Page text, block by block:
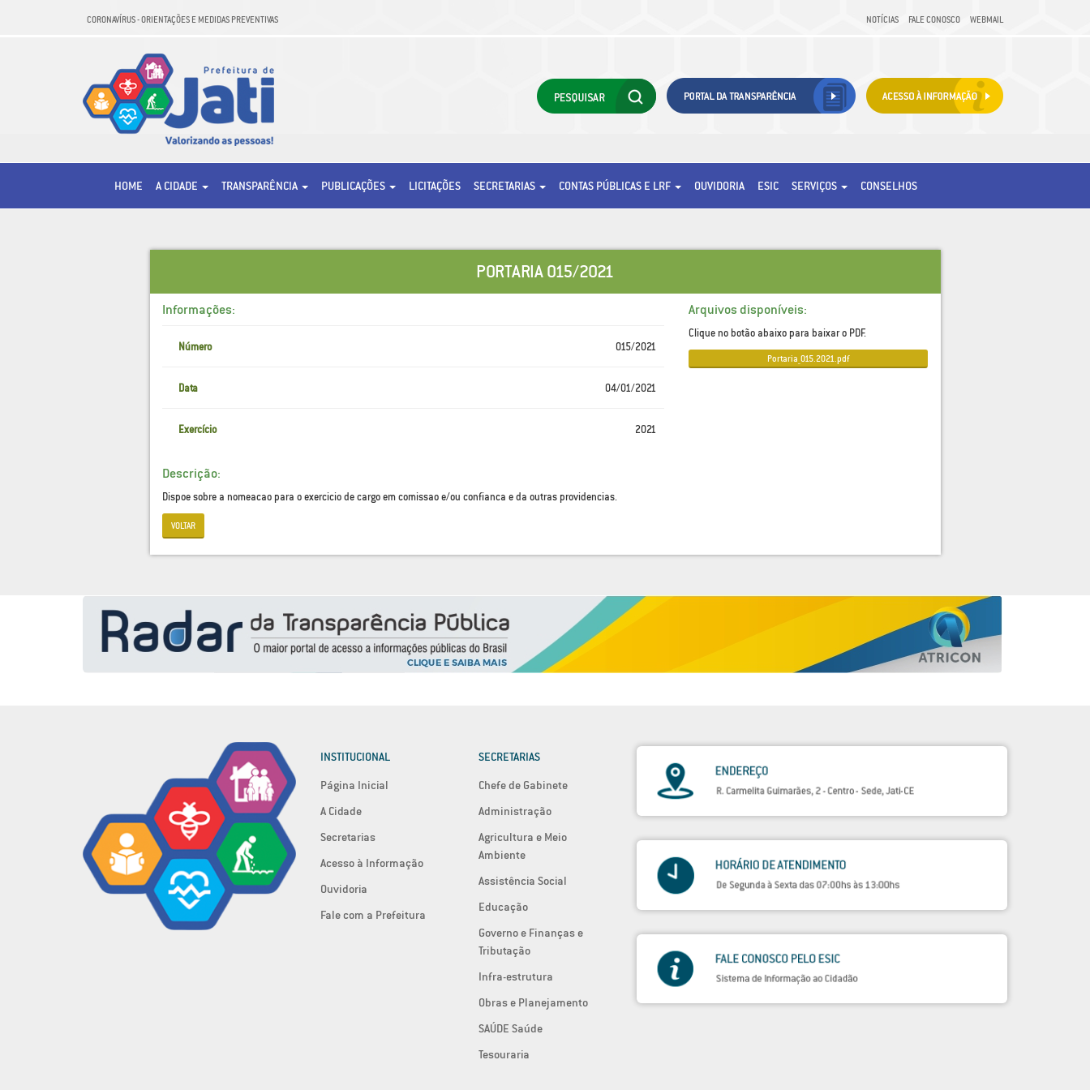
CORONAVÍRUS - ORIENTAÇÕES E MEDIDAS PREVENTIVAS NOTÍCIAS FALE CONOSCO WEBMAIL
HOME A CIDADE TRANSPARÊNCIA PUBLICAÇÕES LICITAÇÕES SECRETARIAS CONTAS PÚBLICAS E LRF OUVIDORIA ESIC SERVIÇOS CONSELHOS
PORTARIA 015/2021
Informações:
Número 015/2021
Data 04/01/2021
Exercício 2021
Descrição:
Dispoe sobre a nomeacao para o exercicio de cargo em comissao e/ou confianca e da outras providencias.
VOLTAR
Arquivos disponíveis:
Clique no botão abaixo para baixar o PDF.
Portaria_015.2021.pdf
INSTITUCIONAL
Página Inicial
A Cidade
Secretarias
Acesso à Informação
Ouvidoria
Fale com a Prefeitura
SECRETARIAS
Chefe de Gabinete
Administração
Agricultura e Meio
Ambiente
Assistência Social
Educação
Governo e Finanças e
Tributação
Infra-estrutura
Obras e Planejamento
SAÚDE Saúde
Tesouraria